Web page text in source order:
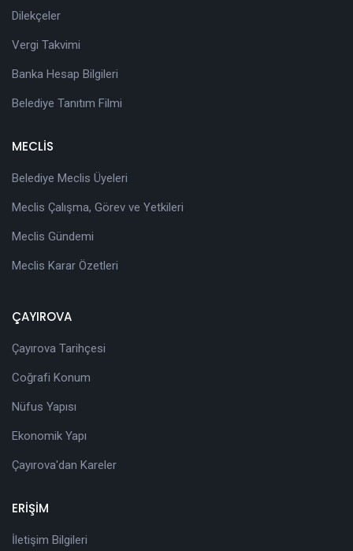
Dilekçeler
Vergi Takvimi
Banka Hesap Bilgileri
Belediye Tanıtım Filmi
MECLİS
Belediye Meclis Üyeleri
Meclis Çalışma, Görev ve Yetkileri
Meclis Gündemi
Meclis Karar Özetleri
ÇAYIROVA
Çayırova Tarihçesi
Coğrafi Konum
Nüfus Yapısı
Ekonomik Yapı
Çayırova'dan Kareler
ERİŞİM
İletişim Bilgileri